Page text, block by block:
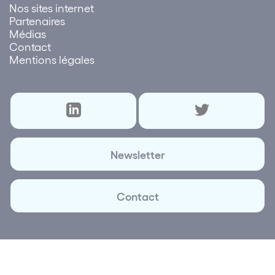
Nos sites internet
Partenaires
Médias
Contact
Mentions légales
Newsletter
Contact